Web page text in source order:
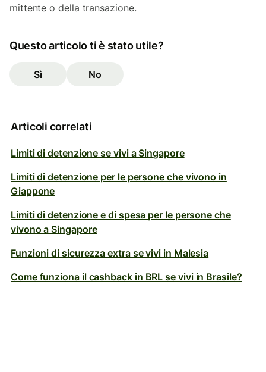
mittente o della transazione.
Questo articolo ti è stato utile?
Sì No
Articoli correlati
Limiti di detenzione se vivi a Singapore
Limiti di detenzione per le persone che vivono in
Giappone
Limiti di detenzione e di spesa per le persone che
vivono a Singapore
Funzioni di sicurezza extra se vivi in Malesia
Come funziona il cashback in BRL se vivi in Brasile?